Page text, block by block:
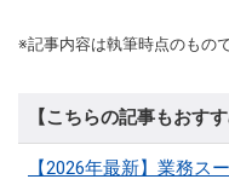
※記事内容は執筆時点のもの
【こちらの記事もおすす
【2026年最新】業務ス